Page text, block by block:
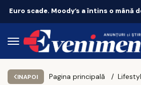
Euro scade. Moody’s a întins o mână
INAPOI Pagina principală